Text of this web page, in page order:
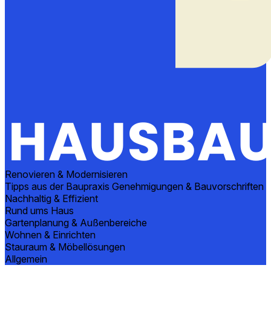
Renovieren & Modernisieren
Tipps aus der Baupraxis Genehmigungen & Bauvorschriften
Nachhaltig & Effizient
Rund ums Haus
Gartenplanung & Außenbereiche
Wohnen & Einrichten
Stauraum & Möbellösungen
Allgemein